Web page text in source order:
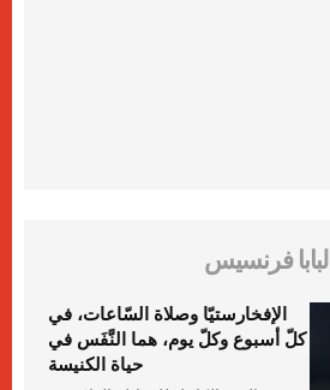
البابا فرنسيس
الإفخارستيّا وصلاة السّاعات، في
كلّ أسبوع وكلّ يوم، هما النَّفَس في
حياة الكنيسة